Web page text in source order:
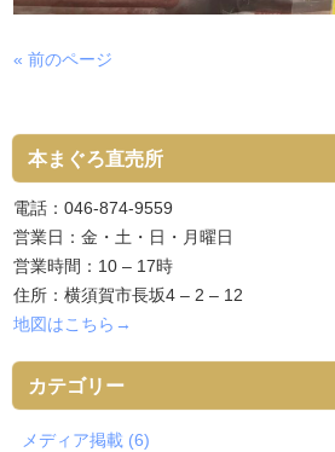
« 前のページ
本まぐろ直売所
電話：046-874-9559
営業日：金・土・日・月曜日
営業時間：10 – 17時
住所：横須賀市長坂4 – 2 – 12
地図はこちら→
カテゴリー
メディア掲載 (6)